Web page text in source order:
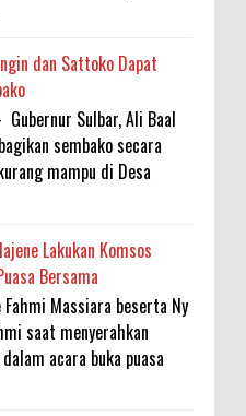
dan Sattoko Dapat
Gubernur Sulbar, Ali Baal
sembako secara
mampu di Desa
Lakukan Komsos
Bersama
Fahmi Massiara beserta Ny
saat menyerahkan
acara buka puasa